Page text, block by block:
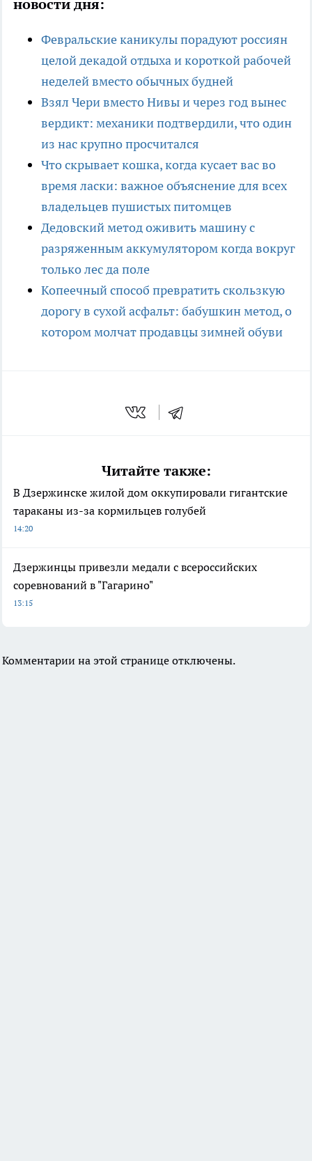
новости дня:
Февральские каникулы порадуют россиян
целой декадой отдыха и короткой рабочей
неделей вместо обычных будней
Взял Чери вместо Нивы и через год вынес
вердикт: механики подтвердили, что один
из нас крупно просчитался
Что скрывает кошка, когда кусает вас во
время ласки: важное объяснение для всех
владельцев пушистых питомцев
Дедовский метод оживить машину с
разряженным аккумулятором когда вокруг
только лес да поле
Копеечный способ превратить скользкую
дорогу в сухой асфальт: бабушкин метод, о
котором молчат продавцы зимней обуви
Читайте также:
В Дзержинске жилой дом оккупировали гигантские
тараканы из-за кормильцев голубей
14:20
Дзержинцы привезли медали с всероссийских
соревнований в "Гагарино"
13:15
Комментарии на этой странице отключены.